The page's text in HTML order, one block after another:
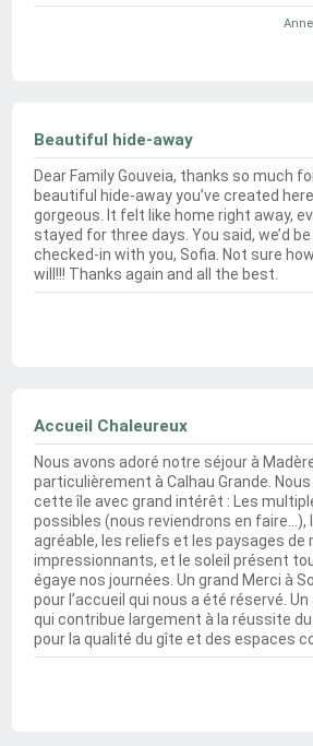
Beautiful hide-away
Dear Family Gouveia, thanks so much
beautiful hide-away you’ve created
gorgeous. It felt like home right away,
stayed for three days. You said, we’d
checked-in with you, Sofia. Not sure
will!!! Thanks again and all the best.
Accueil Chaleureux
Nous avons adoré notre séjour à
particulièrement à Calhau Grande.
cette île avec grand intérêt : Les
possibles (nous reviendrons en faire…),
agréable, les reliefs et les paysages de
impressionnants, et le soleil présent
égaye nos journées. Un grand Merci à
pour l’accueil qui nous a été réservé.
qui contribue largement à la réussite
pour la qualité du gîte et des espaces